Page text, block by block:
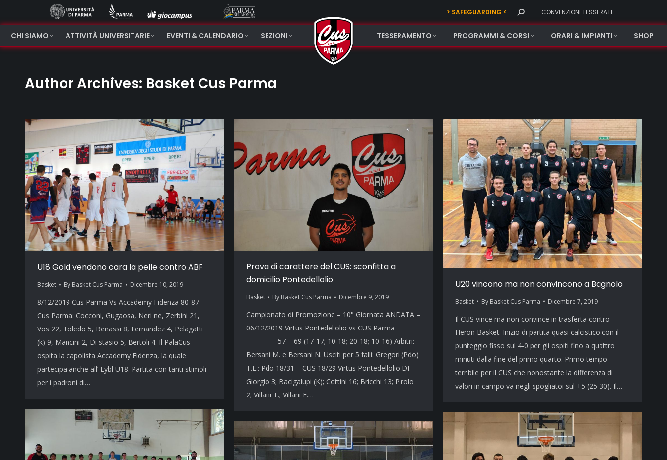
> SAFEGUARDING < Search: CONVENZIONI TESSERATI
CHI SIAMO ATTIVITÀ UNIVERSITARIE EVENTI & CALENDARIO SEZIONI TESSERAMENTO PROGRAMMI & CORSI ORARI & IMPIANTI SHOP
Author Archives: Basket Cus Parma
U18 Gold vendono cara la pelle contro ABF
Basket By Basket Cus Parma Dicembre 10, 2019
8/12/2019 Cus Parma Vs Accademy Fidenza 80-87
Cus Parma: Cocconi, Gugaosa, Neri ne, Zerbini 21,
Vos 22, Toledo 5, Benassi 8, Fernandez 4, Pelagatti
(k) 9, Mancini 2, Di stasio 5, Bertoli 4. Il PalaCus
ospita la capolista Accademy Fidenza, la quale
partecipa anche all’ Eybl U18. Partita con tanti stimoli
per i padroni di…
Prova di carattere del CUS: sconfitta a
domicilio Pontedellolio
Basket By Basket Cus Parma Dicembre 9, 2019
Campionato di Promozione – 10° Giornata ANDATA –
06/12/2019 Virtus Pontedellolio vs CUS Parma
57 – 69 (17-17; 10-18; 20-18; 10-16) Arbitri:
Bersani M. e Bersani N. Usciti per 5 falli: Gregori (Pdo)
T.L.: Pdo 18/31 – CUS 18/29 Virtus Pontedellolio DI
Giorgio 3; Bacigalupi (K); Cottini 16; Bricchi 13; Pirolo
2; Villani T.; Villani E.…
U20 vincono ma non convincono a Bagnolo
Basket By Basket Cus Parma Dicembre 7, 2019
Il CUS vince ma non convince in trasferta contro
Heron Basket. Inizio di partita quasi calcistico con il
punteggio fisso sul 4-0 per gli ospiti fino a quattro
minuti dalla fine del primo quarto. Primo tempo
terribile per il CUS che nonostante la differenza di
valori in campo va negli spogliatoi sul +5 (25-30). Il…